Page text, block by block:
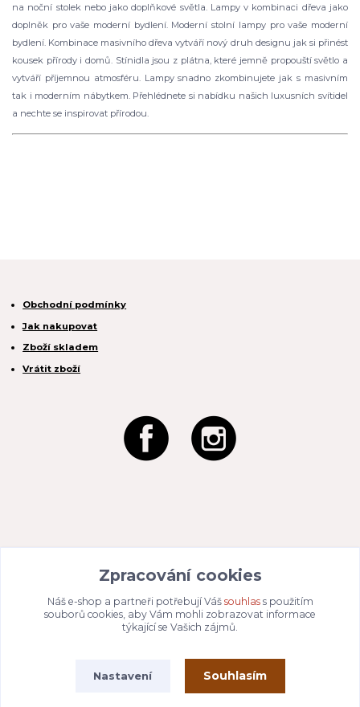
na noční stolek nebo jako doplňkové světla. Lampy v kombinaci dřeva jako
doplněk pro vaše moderní bydlení. Moderní stolní lampy pro vaše moderní
bydlení. Kombinace masivního dřeva vytváří nový druh designu jak si přinést
kousek přírody i domů. Stínidla jsou z plátna, které jemně propouští světlo a
vytváří příjemnou atmosféru. Lampy snadno zkombinujete jak s masivním
tak i moderním nábytkem. Přehlédnete si nabídku našich luxusních svítidel
a nechte se inspirovat přírodou.
Obchodní podmínky
Jak nakupovat
Zboží skladem
Vrátit zboží
049 80 662
/ DIČ: CZ04980662
info@dizajnvbydleni.cz
940 214 829
Zpracování cookies
Náš e-shop a partneři potřebují Váš souhlass použitím
souborů cookies, aby Vám mohli zobrazovat informace
týkající se Vašich zájmů.
Nastavení Souhlasím